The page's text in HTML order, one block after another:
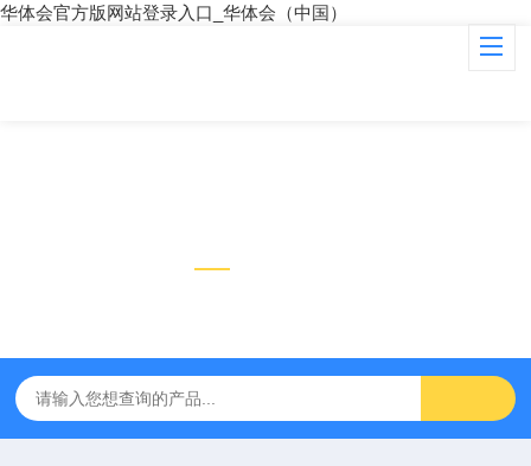
华体会官方版网站登录入口_华体会（中国）